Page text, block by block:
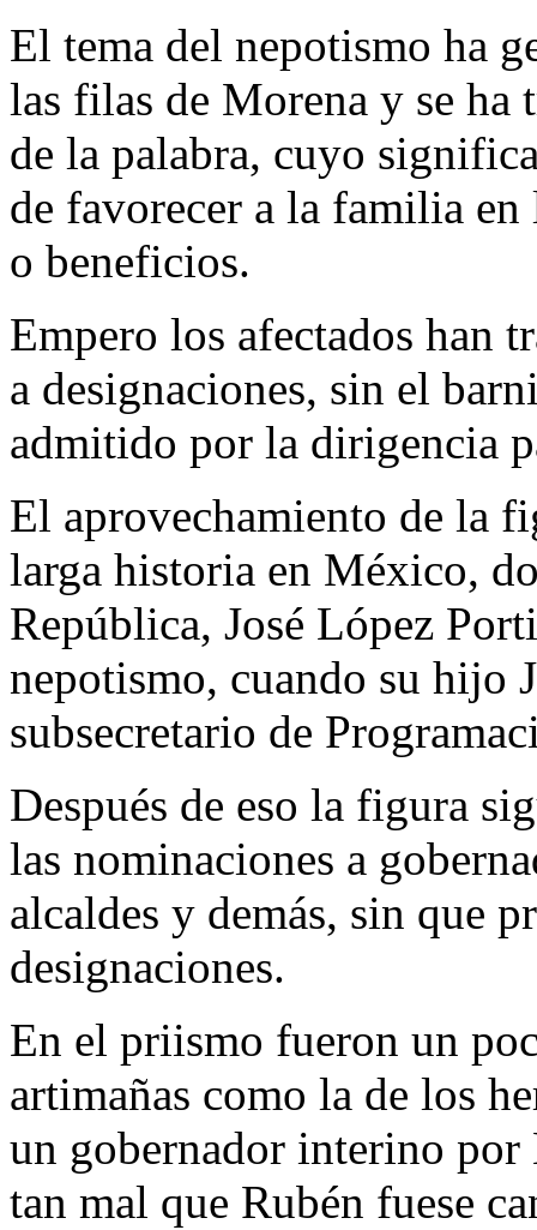
El tema del nepotismo ha
las filas de Morena y se ha
de la palabra, cuyo
de favorecer a la familia en
o beneficios.
Empero los afectados han
a designaciones, sin el
admitido por la dirigencia
El aprovechamiento de la
larga historia en México,
República, José López
nepotismo, cuando su hijo
subsecretario de
Después de eso la figura
las nominaciones a
alcaldes y demás, sin que
designaciones.
En el priismo fueron un
artimañas como la de los
un gobernador interino por
tan mal que Rubén fuese